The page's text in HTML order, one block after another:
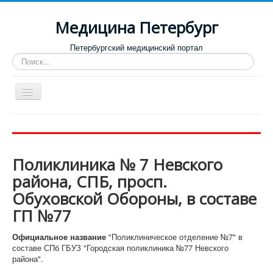
Медицина Петербург
Петербургский медицинский портал
Искать...
Toggle
Navigation
Роддома и женские консультации
Диспансеры
Лучшие клиники по направлениям
Отзывы о медицинских учреждениях
Поликлиника № 7 Невского
района, СПБ, просп.
Обуховской Обороны, в составе
ГП №77
Официальное название "Поликлиническое отделение №7" в
составе СПб ГБУЗ "Городская поликлиника №77 Невского
района".